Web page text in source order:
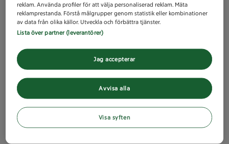
reklam. Använda profiler för att välja personaliserad reklam. Mäta
reklamprestanda. Förstå målgrupper genom statistik eller kombinationer
av data från olika källor. Utveckla och förbättra tjänster.
Lista över partner (leverantörer)
Avvisa alla
Jag accepterar
Visa syften